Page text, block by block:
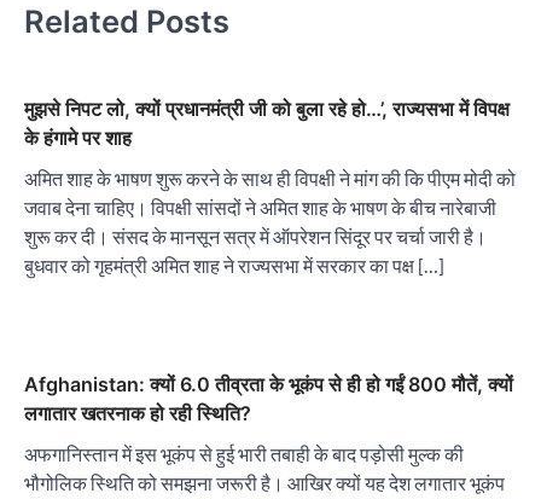
Related Posts
मुझसे निपट लो, क्यों प्रधानमंत्री जी को बुला रहे हो…’, राज्यसभा में विपक्ष
के हंगामे पर शाह
अमित शाह के भाषण शुरू करने के साथ ही विपक्षी ने मांग की कि पीएम मोदी को
जवाब देना चाहिए। विपक्षी सांसदों ने अमित शाह के भाषण के बीच नारेबाजी
शुरू कर दी। संसद के मानसून सत्र में ऑपरेशन सिंदूर पर चर्चा जारी है।
बुधवार को गृहमंत्री अमित शाह ने राज्यसभा में सरकार का पक्ष […]
Afghanistan: क्यों 6.0 तीव्रता के भूकंप से ही हो गईं 800 मौतें, क्यों
लगातार खतरनाक हो रही स्थिति?
अफगानिस्तान में इस भूकंप से हुई भारी तबाही के बाद पड़ोसी मुल्क की
भौगोलिक स्थिति को समझना जरूरी है। आखिर क्यों यह देश लगातार भूकंप